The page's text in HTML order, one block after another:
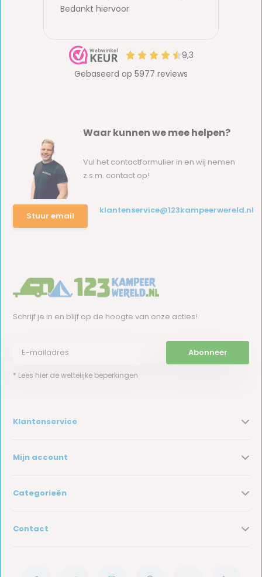
Waar kunnen we mee helpen?
Vul het contactformulier in en wij nemen
z.s.m. contact op!
Stuur email
klantenservice@123kampeerwereld.nl
Schrijf je in en blijf op de hoogte van onze acties!
Abonneer
* Lees hier de wettelijke beperkingen
Klantenservice
Mijn account
Categorieën
Contact